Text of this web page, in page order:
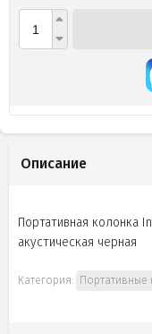
Описание
Портативная колонка
акустическая черная
Категория: Портативные